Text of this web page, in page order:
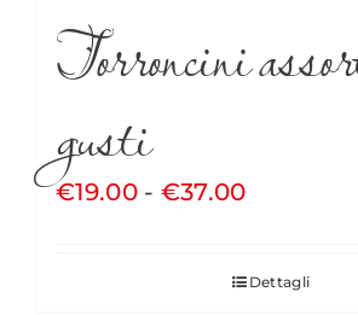
Torroncini
gusti
€19.00 - €37.00Fascia
da
Dettagli